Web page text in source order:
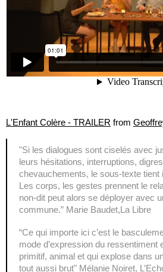
L'Enfant Colère - TRAILER from
"Si les dialogues sont ciselés avec
leurs hésitations, interruptions,
chevauchements, le sous-texte tient
Les corps, les gestes prennent le
non-dit peut alors se déployer avec
commune.” Marie Baudet,La Libre
“Ce qui importe ici c’est le
mode d’expression du ressentiment
primitif, animal et qui explose dans
tout aussi brut" Mélanie Noiret,